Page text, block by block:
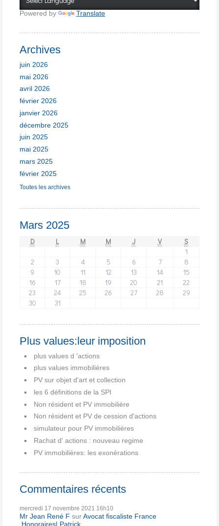
Powered by Translate
Archives
juin 2026
mai 2026
avril 2026
février 2026
janvier 2026
décembre 2025
juin 2025
mai 2025
mars 2025
février 2025
Toutes les archives
Mars 2025
D L M M J V
S
1
2
3 4 5 6 7
8
9
10 11 12 13 14
15
16
17 18 19 20 21
22
23
24 25 26 27 28
29
30
31
Plus values:leur imposition
plus values d 'actions
plus values immobilières
PV sur objet d'art et collection
les 6 définitions de la SPI
Non résident et PV immobilière
Non résident et PV de cession d'actions
simulateur pour PV immobilières
Rachat d' actions : nouveau regime
PV immobilières: les exonérations
Commentaires récents
mercredi 17 novembre 2021 16h10
Mr Jean René F surAvocat fiscaliste France
,Honoraires|,Patrick...